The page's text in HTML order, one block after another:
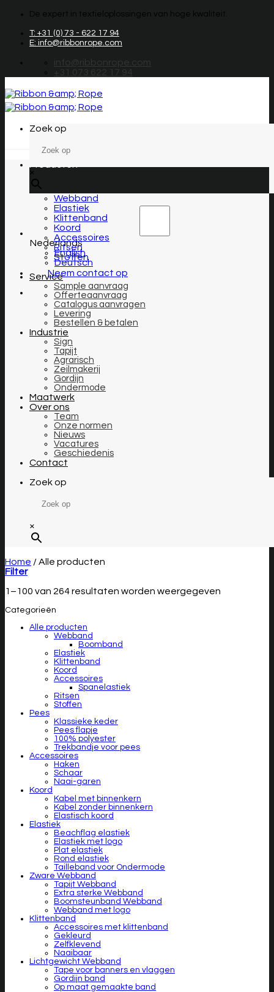
Overslaan
inhoud
De expert in textieloplossingen van hoge kwaliteit.
T: +31 (0) 73 - 622 17 94
E: info@ribbonrope.com
info@ribbonrope.com
+31 073 622 17 94
Zoek op
×
Nederlands
English
Deutsch
Neem contact op
Webband
Elastiek
Klittenband
Koord
Accessoires
Ritsen
Stoffen
Service
Sample aanvraag
Offerteaanvraag
Catalogus aanvragen
Levering
Bestellen & betalen
Industrie
Sign
Tapijt
Agrarisch
Zeilmakerij
Gordijn
Ondermode
Maatwerk
Over ons
Team
Onze normen
Nieuws
Vacatures
Geschiedenis
Contact
Zoek op
×
Home /Alle producten
Filter
1–100 van 264 resultaten worden weergegeven
Categorieën
Alle producten
Webband
Boomband
Elastiek
Klittenband
Koord
Accessoires
Spanelastiek
Ritsen
Stoffen
Pees
Klassieke keder
Pees flapje
100% polyester
Trekbandje voor pees
Accessoires
Haken
Schaar
Naai-garen
Koord
Kabel met binnenkern
Kabel zonder binnenkern
Elastisch koord
Elastiek
Beachflag elastiek
Elastiek met logo
Plat elastiek
Rond elastiek
Tailleband voor Ondermode
Zware Webband
Tapijt Webband
Extra sterke Webband
Boomsteunband Webband
Webband met logo
Klittenband
Accessoires met klittenband
Gekleurd
Zelfklevend
Naaibaar
Lichtgewicht Webband
Tape voor banners en vlaggen
Gordijn band
Op maat gemaakte band